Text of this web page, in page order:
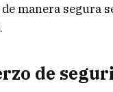
manera segura
de